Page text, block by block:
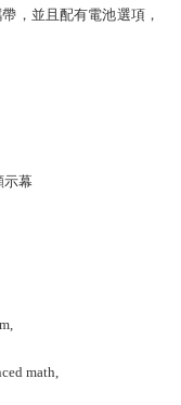
，並且配有電池選項，
示幕
math,